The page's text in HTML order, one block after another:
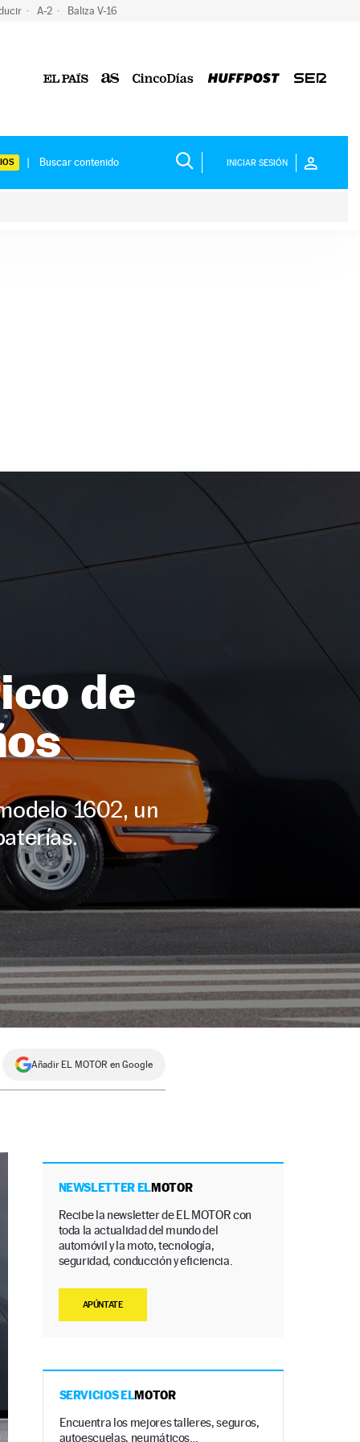
A-2 Baliza V-16
INICIAR SESIÓN
de
1602, un
Añadir EL MOTOR en Google
NEWSLETTER ELMOTOR
Recibe la newsletter de EL MOTOR con
toda la actualidad del mundo del
automóvil y la moto, tecnología,
seguridad, conducción y eficiencia.
APÚNTATE
SERVICIOS ELMOTOR
Encuentra los mejores talleres, seguros,
autoescuelas, neumáticos…